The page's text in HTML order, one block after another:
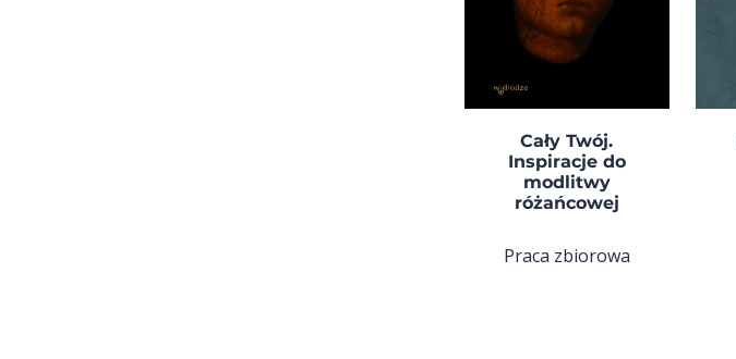
Cały Twój.
Inspiracje do
modlitwy
różańcowej
Praca zbiorowa